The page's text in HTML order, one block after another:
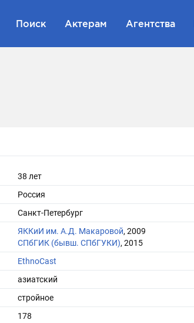
Поиск Актерам Агентства
38 лет
Россия
Санкт-Петербург
ЯККиИ им. А.Д. Макаровой, 2009
СПбГИК (бывш. СПбГУКИ), 2015
EthnoCast
азиатский
стройное
178